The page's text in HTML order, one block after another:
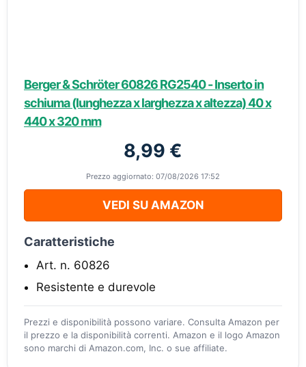
Berger & Schröter 60826 RG2540 - Inserto in
schiuma (lunghezza x larghezza x altezza) 40 x
440 x 320 mm
8,99 €
Prezzo aggiornato: 07/08/2026 17:52
VEDI SU AMAZON
Caratteristiche
Art. n. 60826
Resistente e durevole
Prezzi e disponibilità possono variare. Consulta Amazon per
il prezzo e la disponibilità correnti. Amazon e il logo Amazon
sono marchi di Amazon.com, Inc. o sue affiliate.